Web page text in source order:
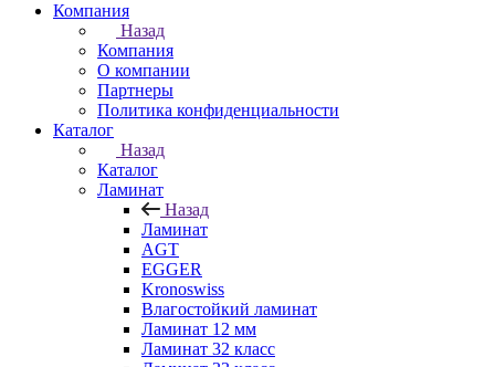
Компания
Назад
Компания
О компании
Партнеры
Политика конфиденциальности
Каталог
Назад
Каталог
Ламинат
Назад
Ламинат
AGT
EGGER
Kronoswiss
Влагостойкий ламинат
Ламинат 12 мм
Ламинат 32 класс